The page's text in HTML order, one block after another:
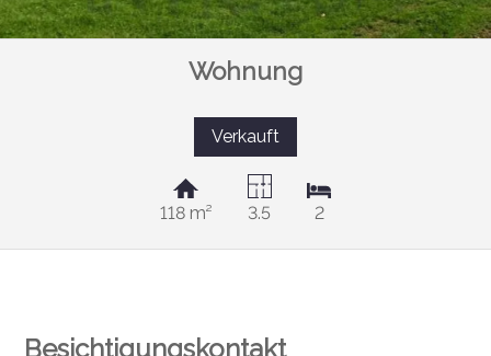
Wohnung
Verkauft
118 m² 3.5 2
Besichtigungskontakt